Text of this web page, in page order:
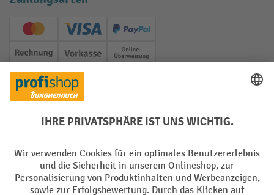
Creditcard (Master)Creditcard (Visa)
PayPal
Rechnung Vorkasse Online-Überweisung
Soziale Netzwerke
Facebook
YouTube
LinkedIn
Instagram
Rücknahme-Services